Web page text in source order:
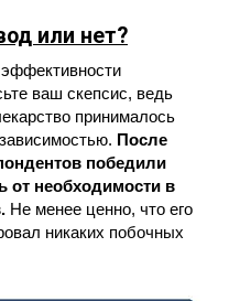
или нет?
ваш скепсис, ведь
принималось
После
победили
от необходимости в
Не менее ценно, что его
никаких побочных